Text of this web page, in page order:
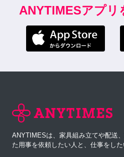
ANYTIMESアプリ
ANYTIMESは、家具組み立てや配送
た用事を依頼したい人と、仕事をし